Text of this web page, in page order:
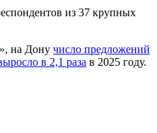
из 37 крупных
на Дону число предложений
в 2,1 раза в 2025 году.